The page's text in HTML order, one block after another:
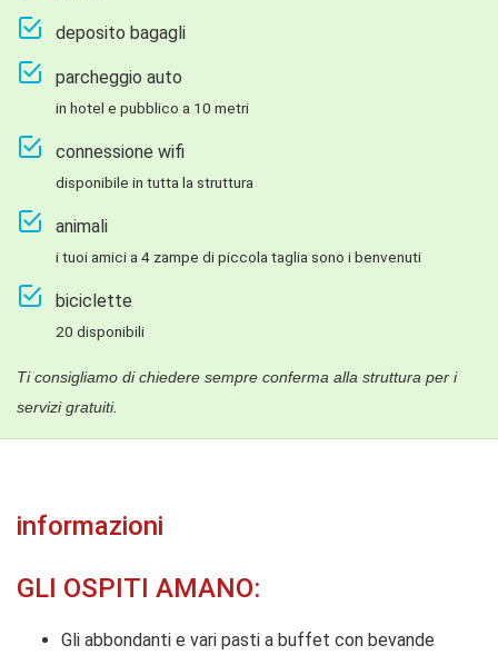
deposito bagagli
parcheggio auto
in hotel e pubblico a 10 metri
connessione wifi
disponibile in tutta la struttura
animali
i tuoi amici a 4 zampe di piccola taglia sono i benvenuti
biciclette
20 disponibili
Ti consigliamo di chiedere sempre conferma alla struttura per i
servizi gratuiti.
informazioni
GLI OSPITI AMANO:
Gli abbondanti e vari pasti a buffet con bevande